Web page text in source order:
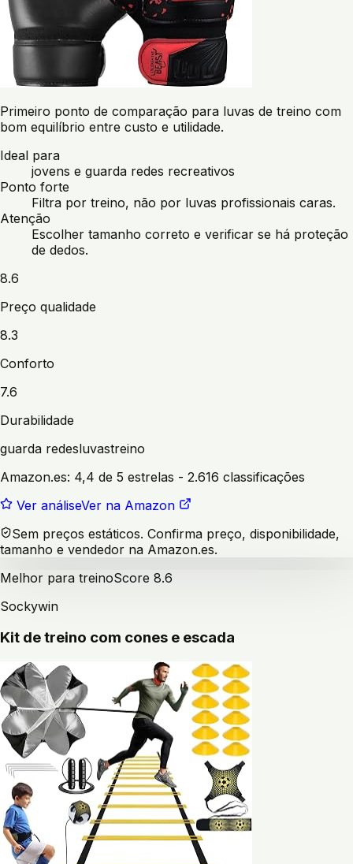
Primeiro ponto de comparação para luvas de treino com
bom equilíbrio entre custo e utilidade.
Ideal para
jovens e guarda redes recreativos
Ponto forte
Filtra por treino, não por luvas profissionais caras.
Atenção
Escolher tamanho correto e verificar se há proteção
de dedos.
8.6
Preço qualidade
8.3
Conforto
7.6
Durabilidade
guarda redesluvastreino
Amazon.es: 4,4 de 5 estrelas - 2.616 classificações
Ver análiseVer na Amazon
Sem preços estáticos. Confirma preço, disponibilidade,
tamanho e vendedor na Amazon.es.
Melhor para treinoScore 8.6
Sockywin
Kit de treino com cones e escada